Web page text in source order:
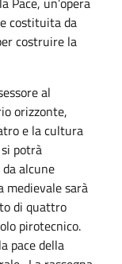
costituita da
costruire la
al
orizzonte,
e la cultura
potrà
alcune
sarà
di quattro
pirotecnico.
pace della